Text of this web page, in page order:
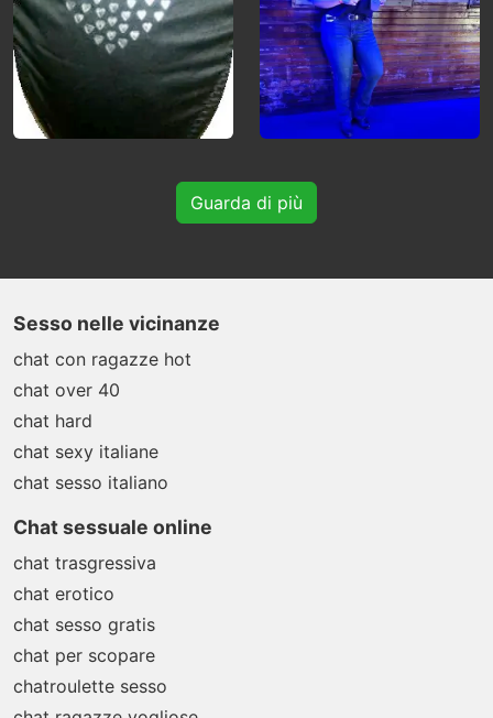
Guarda di più
Sesso nelle vicinanze
chat con ragazze hot
chat over 40
chat hard
chat sexy italiane
chat sesso italiano
Chat sessuale online
chat trasgressiva
chat erotico
chat sesso gratis
chat per scopare
chatroulette sesso